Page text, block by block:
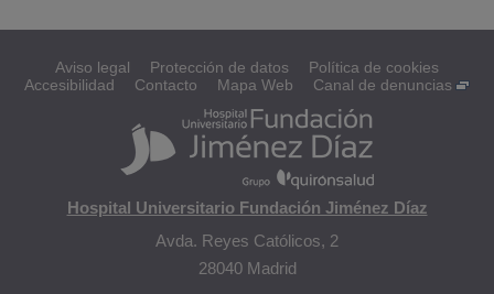
Aviso legal Protección de datos
Política de cookies
Accesibilidad
Contacto Mapa Web Canal de denuncias
Hospital Universitario Fundación Jiménez Díaz
Avda. Reyes Católicos, 2
28040 Madrid